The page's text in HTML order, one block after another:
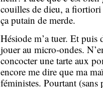
couilles de dieu, a fiortiori
ça putain de merde.
Hésiode m’a tuer. Et puis
jouer au micro-ondes.
concocter une tarte aux
encore me dire que ma
féministes. Pourtant (sans